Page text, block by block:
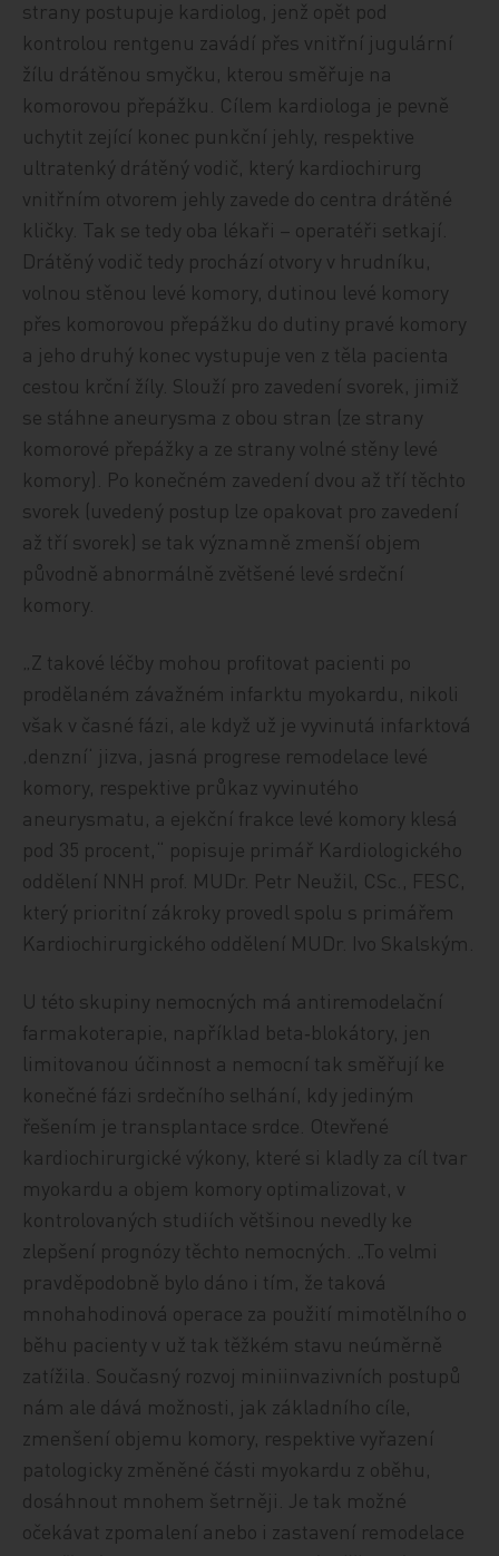
strany postupuje kardiolog, jenž opět pod
kontrolou rentgenu zavádí přes vnitřní jugulární
žílu drátěnou smyčku, kterou směřuje na
komorovou přepážku. Cílem kardiologa je pevně
uchytit zející konec punkční jehly, respektive
ultratenký drátěný vodič, který kardiochirurg
vnitřním otvorem jehly zavede do centra drátěné
kličky. Tak se tedy oba lékaři – operatéři setkají.
Drátěný vodič tedy prochází otvory v hrudníku,
volnou stěnou levé komory, dutinou levé komory
přes komorovou přepážku do dutiny pravé komory
a jeho druhý konec vystupuje ven z těla pacienta
cestou krční žíly. Slouží pro zavedení svorek, jimiž
se stáhne aneurysma z obou stran (ze strany
komorové přepážky a ze strany volné stěny levé
komory). Po konečném zavedení dvou až tří těchto
svorek (uvedený postup lze opakovat pro zavedení
až tří svorek) se tak významně zmenší objem
původně abnormálně zvětšené levé srdeční
komory.
„Z takové léčby mohou profitovat pacienti po
prodělaném závažném infarktu myokardu, nikoli
však v časné fázi, ale když už je vyvinutá infarktová
‚denzní‘ jizva, jasná progrese remodelace levé
komory, respektive průkaz vyvinutého
aneurysmatu, a ejekční frakce levé komory klesá
pod 35 procent,“ popisuje primář Kardiologického
oddělení NNH prof. MUDr. Petr Neužil, CSc., FESC,
který prioritní zákroky provedl spolu s primářem
Kardiochirurgického oddělení MUDr. Ivo Skalským.
U této skupiny nemocných má antiremodelační
farmakoterapie, například beta‑blokátory, jen
limitovanou účinnost a nemocní tak směřují ke
konečné fázi srdečního selhání, kdy jediným
řešením je transplantace srdce. Otevřené
kardiochirurgické výkony, které si kladly za cíl tvar
myokardu a objem komory optimalizovat, v
kontrolovaných studiích většinou nevedly ke
zlepšení prognózy těchto nemocných. „To velmi
pravděpodobně bylo dáno i tím, že taková
mnohahodinová operace za použití mimotělního o
běhu pacienty v už tak těžkém stavu neúměrně
zatížila. Současný rozvoj miniinvazivních postupů
nám ale dává možnosti, jak základního cíle,
zmenšení objemu komory, respektive vyřazení
patologicky změněné části myokardu z oběhu,
dosáhnout mnohem šetrněji. Je tak možné
očekávat zpomalení anebo i zastavení remodelace